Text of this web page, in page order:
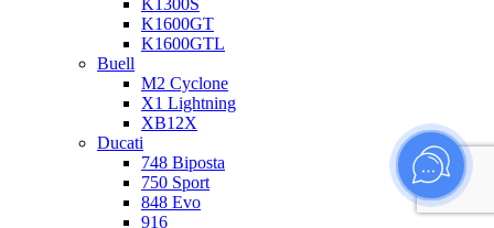
K1300S
K1600GT
K1600GTL
Buell
M2 Cyclone
X1 Lightning
XB12X
Ducati
748 Biposta
750 Sport
848 Evo
916